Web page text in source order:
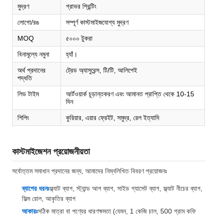
মুদ্রণ গ্রাভর প্রিন্টিং
লোগো/রঙ সম্পূর্ণ কাস্টমাইজযোগ্য মুদ্রণ
MOQ ৫০০০ টুকরা
বিনামূল্যে নমুনা হ্যাঁ।
অর্থ প্রদানের
পদ্ধতি
ট্রেড অ্যাসুরেন্স, টি/টি, আলিপেই
লিড টাইম
আর্টওয়ার্ক চূড়ান্তকরণ এবং আমানত প্রাপ্তি থেকে 10-15
দিন
শিপিং কুরিয়ার, এয়ার ফ্রেইট, সমুদ্র, রেল ইত্যাদি
কাস্টমাইজেশন প্রয়োজনীয়তা
সর্বোত্তম সমাধান প্রদানের জন্য, আমাদের নিম্নলিখিত বিবরণ প্রয়োজনঃ
ব্যাগের ধরনঃফ্ল্যাট ব্যাগ, স্ট্যান্ড আপ ব্যাগ, সাইড গ্যাসেট ব্যাগ, ফ্ল্যাট নীচের ব্যাগ,
ফিল্ম রোল, আকৃতির ব্যাগ
আকারঃসঠিক মাত্রা বা পণ্যের ধারণক্ষমতা (যেমন, 1 কেজি চাল, 500 গ্রাম কফি